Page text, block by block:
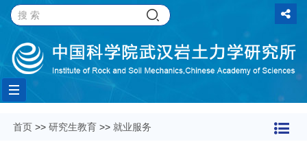
Toggle
navigation
首页 >> 研究生教育 >> 就业服务